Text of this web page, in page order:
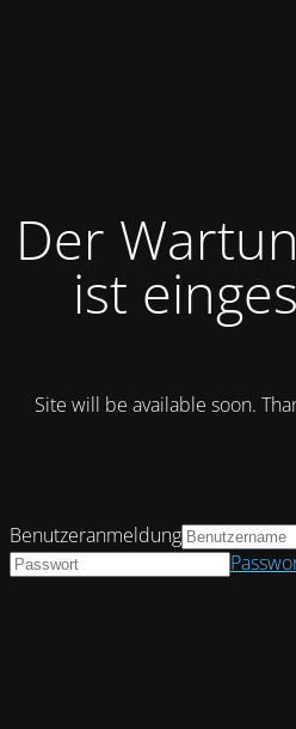
Der
ist
Site will be available soon.
Benutzeranmeldung